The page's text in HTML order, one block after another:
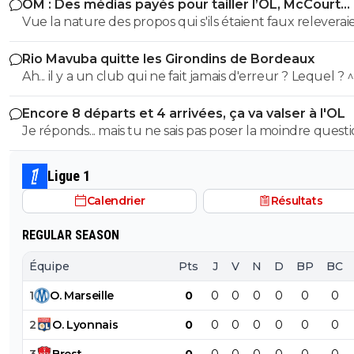
Incroyable l'arbitrage tres clémente avec le PFC... c''est
Maubelan-OL 29 octobre 2025 à 21:46 + 2039
Il faut vite marquer le deuxième, sinon on va se
voler
je le sens pas cet arbitrage
neo
Un pied aussi haut et dangereux, ça peut
rouge. Ils n'ont pas retenu la leçon Fofana, ils vont
C'est ce que je disais a des potes... Faut qu'on
sera JMAIS critiqué par toi..... Tu te rends compte que
seul a defendre mordicus le mec qui a faillit couler
mon pauvre vieux fou... tu t'en rends compte au
OM : Des médias payés pour tailler l’OL, McCourt
accusé
Vue la nature des propos qui s'ils étaient faux
la diffamation, je penses que c'est bien documenté et
Rio Mavuba quitte les Girondins de Bordeaux
Ah... il y a un club qui ne fait jamais d'erreur ? Lequel ?
Encore 8 départs et 4 arrivées, ça va valser à l'OL
Je réponds... mais tu ne sais pas poser la moindre
Ligue 1
Calendrier Résultats
REGULAR SEASON
Équipe Pts J V N D BP BC
1 O. Marseille 0 0 0 0 0 0 0
2 O. Lyonnais 0 0 0 0 0 0 0